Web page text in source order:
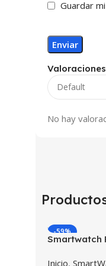
Valoraciones
No hay
Guardar
-59%
Smartwatch
Inicio,